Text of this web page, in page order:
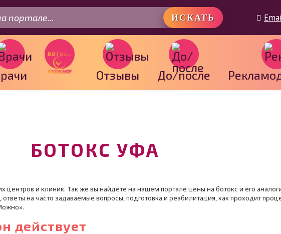
ИСКАТЬ
Отзывы До/после
БОТОКС УФА
центров и клиник. Так же вы найдете на нашем портале цены на ботокс и его
на часто задаваемые вопросы, подготовка и реабилитация, как проходит
действует